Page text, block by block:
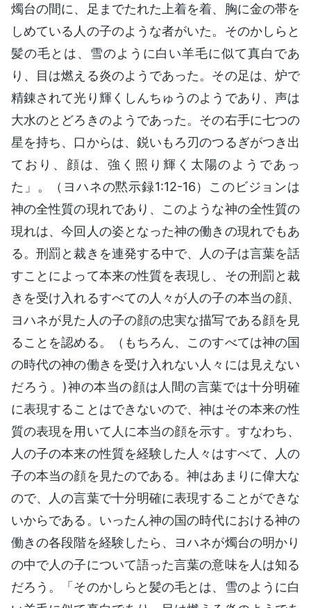
燭台の間に、足までたれた上着を着、胸に金の帯を
しめている人の子のような者がいた。そのかしらと
髪の毛とは、雪のように白い羊毛に似て真白であ
り、目は燃える炎のようであった。その足は、炉で
精錬されて光り輝くしんちゅうのようであり、声は
大水のとどろきのようであった。その右手に七つの
星を持ち、口からは、鋭いもろ刃のつるぎがつき出
ており、顔は、強く照り輝く太陽のようであっ
た」。（ヨハネの黙示録1:12-16）このビジョンは
神の全性質の現れであり、このような神の全性質の
現れは、今回人の姿となった神の働きの現れでもあ
る。刑罰と裁きを連発する中で、人の子は言葉を話
すことによって本来の性質を表現し、その刑罰と裁
きを受け入れるすべての人々が人の子の本当の顔、
ヨハネが見た人の子の顔の忠実な描写である顔を見
ることを認める。（もちろん、このすべては神の国
の時代の神の働きを受け入れない人々には見えない
だろう。)神の本当の顔は人間の言葉では十分明確
に表現することはできないので、神はその本来の性
質の表現を用いて人に本当の顔を示す。すなわち、
人の子の本来の性質を経験した人々はすべて、人の
子の本当の顔を見たのである。神はあまりに偉大な
ので、人の言葉で十分明確に表現することができな
いからである。いったん神の国の時代における神の
働きの各段階を経験したら、ヨハネが燭台の明かり
の中で人の子について語った言葉の意味を人は知る
だろう。「そのかしらと髪の毛とは、雪のように白